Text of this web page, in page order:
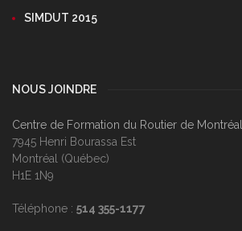
SIMDUT 2015
NOUS JOINDRE
Centre de Formation du Routier de Montréal
7945 Henri Bourassa Est
Montréal (Québec)
H1E 1N9
Téléphone : 514 355-1177